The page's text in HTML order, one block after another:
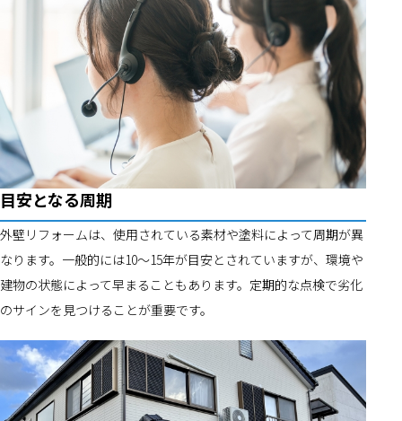
目安となる周期
外壁リフォームは、使用されている素材や塗料によって周期が異
なります。一般的には10～15年が目安とされていますが、環境や
建物の状態によって早まることもあります。定期的な点検で劣化
のサインを見つけることが重要です。